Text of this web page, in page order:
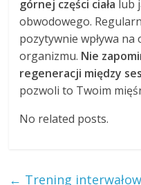
górnej części ciała lub
obwodowego.
pozytywnie wpływa
organizmu. Nie
regeneracji między
pozwoli to Twoim
No related posts.
← Trening